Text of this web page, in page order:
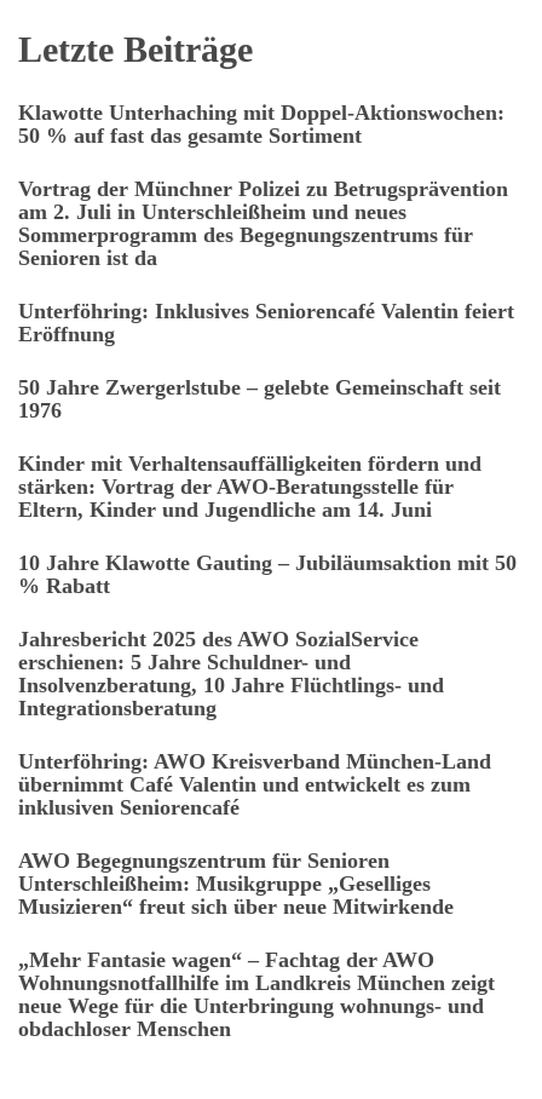
Letzte Beiträge
Klawotte Unterhaching mit Doppel-Aktionswochen:
50 % auf fast das gesamte Sortiment
Vortrag der Münchner Polizei zu Betrugsprävention
am 2. Juli in Unterschleißheim und neues
Sommerprogramm des Begegnungszentrums für
Senioren ist da
Unterföhring: Inklusives Seniorencafé Valentin feiert
Eröffnung
50 Jahre Zwergerlstube – gelebte Gemeinschaft seit
1976
Kinder mit Verhaltensauffälligkeiten fördern und
stärken: Vortrag der AWO-Beratungsstelle für
Eltern, Kinder und Jugendliche am 14. Juni
10 Jahre Klawotte Gauting – Jubiläumsaktion mit 50
% Rabatt
Jahresbericht 2025 des AWO SozialService
erschienen: 5 Jahre Schuldner- und
Insolvenzberatung, 10 Jahre Flüchtlings- und
Integrationsberatung
Unterföhring: AWO Kreisverband München-Land
übernimmt Café Valentin und entwickelt es zum
inklusiven Seniorencafé
AWO Begegnungszentrum für Senioren
Unterschleißheim: Musikgruppe „Geselliges
Musizieren“ freut sich über neue Mitwirkende
„Mehr Fantasie wagen“ – Fachtag der AWO
Wohnungsnotfallhilfe im Landkreis München zeigt
neue Wege für die Unterbringung wohnungs- und
obdachloser Menschen